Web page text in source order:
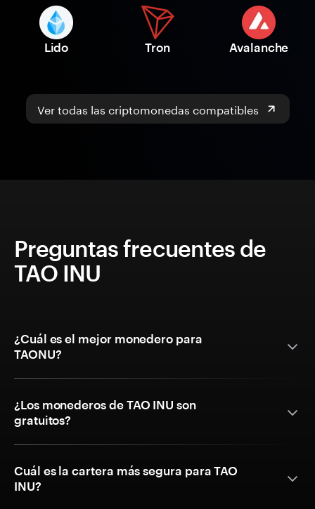
Lido Tron Avalanche
Ver todas las criptomonedas compatibles
Preguntas frecuentes de
TAO INU
¿Cuál es el mejor monedero para
TAONU?
¿Los monederos de TAO INU son
gratuitos?
Cuál es la cartera más segura para TAO
INU?